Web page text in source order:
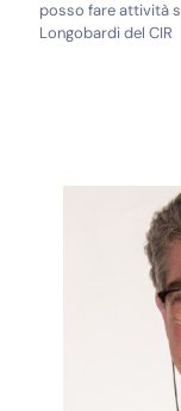
posso fare attività
Longobardi del CIR